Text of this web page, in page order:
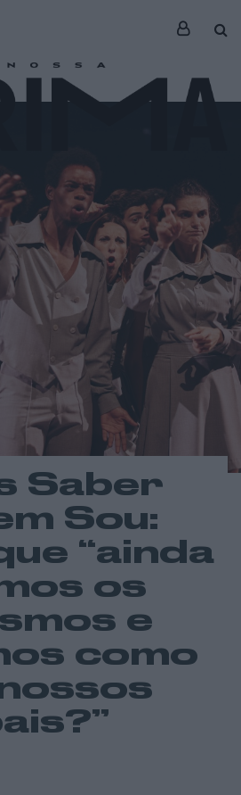
Saber
Sou:
“ainda
os
e
como
Filipe Ferreira